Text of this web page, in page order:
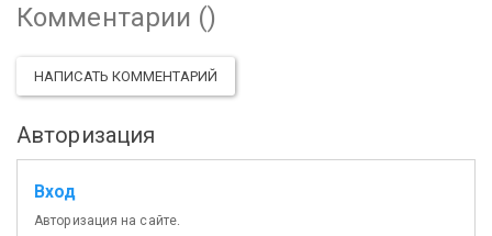
Комментарии ()
НАПИСАТЬ КОММЕНТАРИЙ
Авторизация
Вход
Авторизация на сайте.